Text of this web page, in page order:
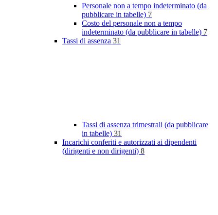
Personale non a tempo indeterminato (da
pubblicare in tabelle) 7
Costo del personale non a tempo
indeterminato (da pubblicare in tabelle) 7
Tassi di assenza 31
Tassi di assenza trimestrali (da pubblicare
in tabelle) 31
Incarichi conferiti e autorizzati ai dipendenti
(dirigenti e non dirigenti) 8